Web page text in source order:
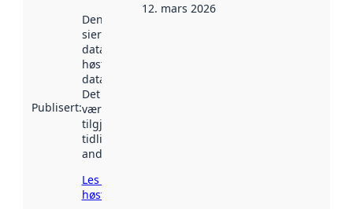
Publisert:
Denne datoen
sier når
datasettet ble
høstet av
data.norge.no.
Det kan ha
vært
tilgjengelig
tidligere
andre steder.
Les mer om
høsting her
12. mars 2026